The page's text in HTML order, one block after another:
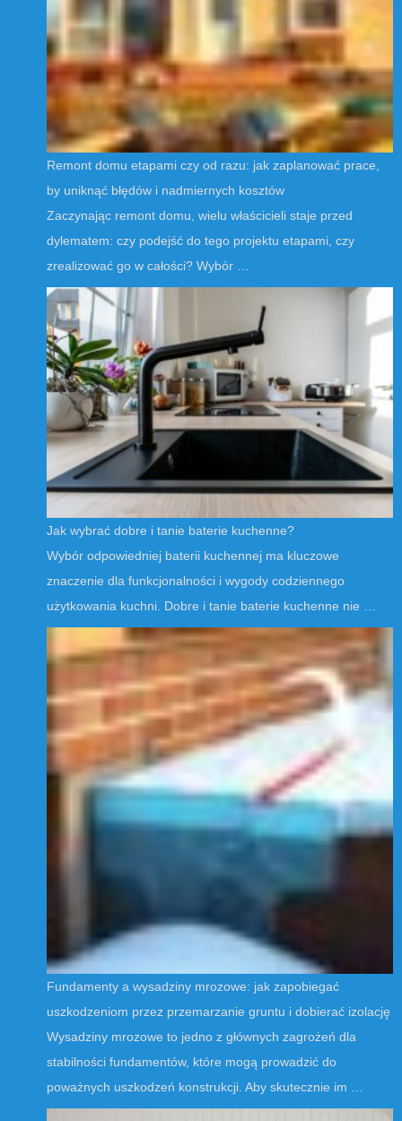
Remont domu etapami czy od razu: jak zaplanować prace,
by uniknąć błędów i nadmiernych kosztów
Zaczynając remont domu, wielu właścicieli staje przed
dylematem: czy podejść do tego projektu etapami, czy
zrealizować go w całości? Wybór …
Jak wybrać dobre i tanie baterie kuchenne?
Wybór odpowiedniej baterii kuchennej ma kluczowe
znaczenie dla funkcjonalności i wygody codziennego
użytkowania kuchni. Dobre i tanie baterie kuchenne nie …
Fundamenty a wysadziny mrozowe: jak zapobiegać
uszkodzeniom przez przemarzanie gruntu i dobierać izolację
Wysadziny mrozowe to jedno z głównych zagrożeń dla
stabilności fundamentów, które mogą prowadzić do
poważnych uszkodzeń konstrukcji. Aby skutecznie im …